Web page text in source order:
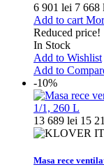
6 901 lei 7 668
Add to cart
Reduced price!
In Stock
Add to Wishlist
Add to
-10%
13 689 lei 15
Masa rece